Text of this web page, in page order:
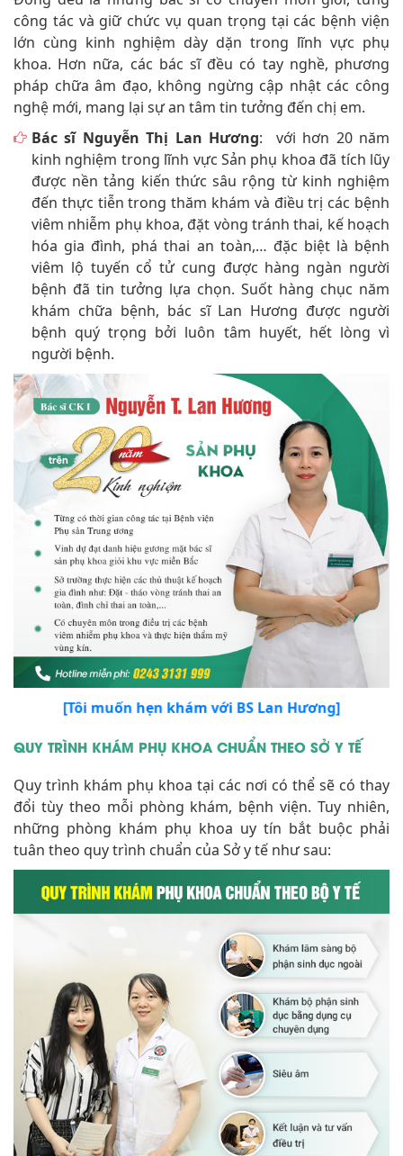
công tác và giữ chức vụ quan trọng tại các bệnh viện
lớn cùng kinh nghiệm dày dặn trong lĩnh vực phụ
khoa. Hơn nữa, các bác sĩ đều có tay nghề, phương
pháp chữa âm đạo, không ngừng cập nhật các công
nghệ mới, mang lại sự an tâm tin tưởng đến chị em.
Bác sĩ Nguyễn Thị Lan Hương: với hơn 20 năm
kinh nghiệm trong lĩnh vực Sản phụ khoa đã tích lũy
được nền tảng kiến thức sâu rộng từ kinh nghiệm
đến thực tiễn trong thăm khám và điều trị các bệnh
viêm nhiễm phụ khoa, đặt vòng tránh thai, kế hoạch
hóa gia đình, phá thai an toàn,… đặc biệt là bệnh
viêm lộ tuyến cổ tử cung được hàng ngàn người
bệnh đã tin tưởng lựa chọn. Suốt hàng chục năm
khám chữa bệnh, bác sĩ Lan Hương được người
bệnh quý trọng bởi luôn tâm huyết, hết lòng vì
người bệnh.
[Tôi muốn hẹn khám với BS Lan Hương]
QUY TRÌNH KHÁM PHỤ KHOA CHUẨN THEO SỞ Y TẾ
Quy trình khám phụ khoa tại các nơi có thể sẽ có thay
đổi tùy theo mỗi phòng khám, bệnh viện. Tuy nhiên,
những phòng khám phụ khoa uy tín bắt buộc phải
tuân theo quy trình chuẩn của Sở y tế như sau: